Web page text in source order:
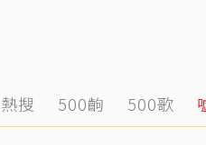
熱搜 500齣 500歌